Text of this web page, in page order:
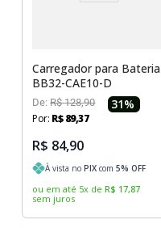
Carregador para Bateria
BB32-CAE10-D
De:R$ 128,90 31%
Por: R$ 89,37
R$ 84,90
À vista noPIX com5% OFF
ou em até 5x de R$ 17,87
sem juros